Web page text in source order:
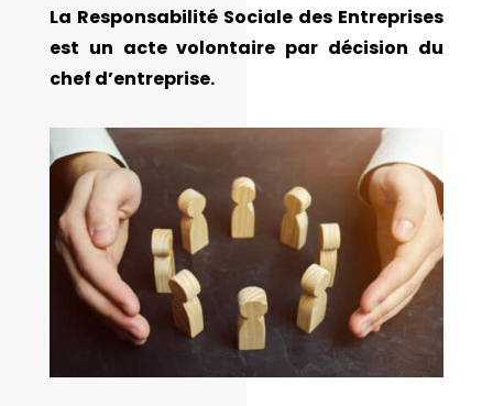
La Responsabilité Sociale des Entreprises
est un acte volontaire par décision du
chef d’entreprise.